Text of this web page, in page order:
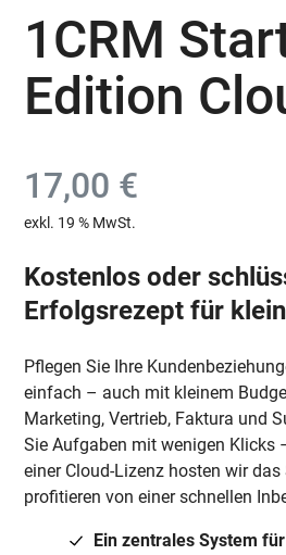
1CRM
Edition
17,00 €
exkl. 19 % MwSt.
Kostenlos oder
Erfolgsrezept für
Pflegen Sie Ihre
einfach – auch mit kleinem
Marketing, Vertrieb, Faktura und
Sie Aufgaben mit wenigen Klicks
einer Cloud-Lizenz hosten wir
profitieren von einer schnellen
Ein zentrales System